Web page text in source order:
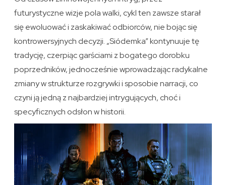
futurystyczne wizje pola walki, cykl ten zawsze starał
się ewoluować i zaskakiwać odbiorców, nie bojąc się
kontrowersyjnych decyzji. „Siódemka” kontynuuje tę
tradycję, czerpiąc garściami z bogatego dorobku
poprzedników, jednocześnie wprowadzając radykalne
zmiany w strukturze rozgrywki i sposobie narracji, co
czyni ją jedną z najbardziej intrygujących, choć i
specyficznych odsłon w historii.